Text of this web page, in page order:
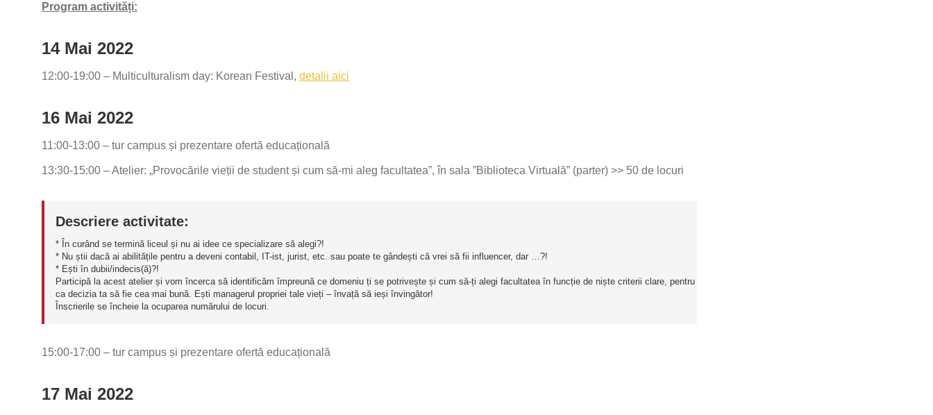
Program activități:
14 Mai 2022
12:00-19:00 – Multiculturalism day: Korean Festival, detalii aici
16 Mai 2022
11:00-13:00 – tur campus și prezentare ofertă educațională
13:30-15:00 – Atelier: „Provocările vieții de student și cum să-mi aleg facultatea”, în sala ”Biblioteca Virtuală” (parter) >> 50 de locuri
Descriere activitate:
* În curând se termină liceul și nu ai idee ce specializare să alegi?!
* Nu știi dacă ai abilitățile pentru a deveni contabil, IT-ist, jurist, etc. sau poate te gândești că vrei să fii influencer, dar …?!
* Ești în dubii/indecis(ă)?!
Participă la acest atelier și vom încerca să identificăm împreună ce domeniu ți se potrivește și cum să-ți alegi facultatea în funcție de niște criterii clare, pentru
ca decizia ta să fie cea mai bună. Ești managerul propriei tale vieți – învață să ieși învingător!
Înscrierile se încheie la ocuparea numărului de locuri.
15:00-17:00 – tur campus și prezentare ofertă educațională
17 Mai 2022